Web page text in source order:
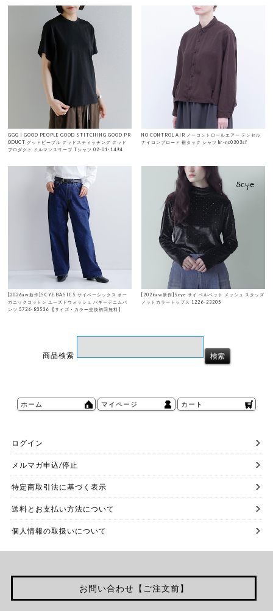
GGG | GOOD PEOPLE GOOD STITCHING GOOD PR
ODUCT グッドピープル グッドスティッチング グッド
プロダクト ドルマンスリーブ Tシャツ 02-01-1494
NO CONTROL AIR ノーコントロールエアー テンセル
ナイロンブロード 裾タック シャツ hr-nc0303sf
[2026aw新作]SCYE BASICS サイベーシックス オー
ガニックコットン ユーズドウォッシュ バギーデニムパ
ンツ 5726-83536 【サイズ・カラー交換初回無料】
[2026aw新作]Scye サイ ベルベット メッシュ スタッズ
ノットカラートップス 1226-23205
商品検索
ホーム マイページ カート
ログイン
メルマガ申込/停止
特定商取引法に基づく表示
送料とお支払い方法について
個人情報の取扱いについて
お問い合わせ【ご注文前】